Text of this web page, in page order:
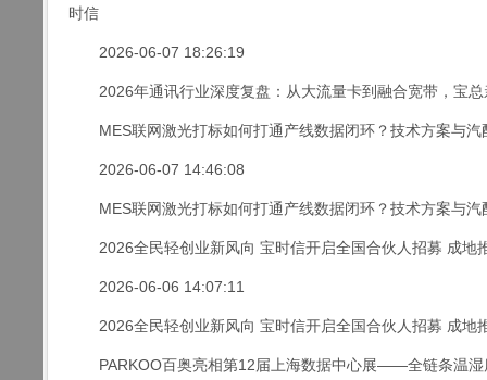
时信
2026-06-07 18:26:19
2026年通讯行业深度复盘：从大流量卡到融合宽带，宝总
MES联网激光打标如何打通产线数据闭环？技术方案与汽
2026-06-07 14:46:08
MES联网激光打标如何打通产线数据闭环？技术方案与汽
2026全民轻创业新风向 宝时信开启全国合伙人招募 成地
2026-06-06 14:07:11
2026全民轻创业新风向 宝时信开启全国合伙人招募 成地
PARKOO百奥亮相第12届上海数据中心展——全链条温湿